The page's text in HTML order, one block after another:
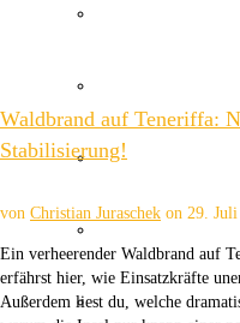
Umweltkatastrophe
Policia Local
Waldbrand auf Teneriffa:
Stabilisierung!
von Christian Juraschek on 29.
Ein verheerender Waldbrand auf
erfährst hier, wie Einsatzkräfte
Außerdem liest du, welche